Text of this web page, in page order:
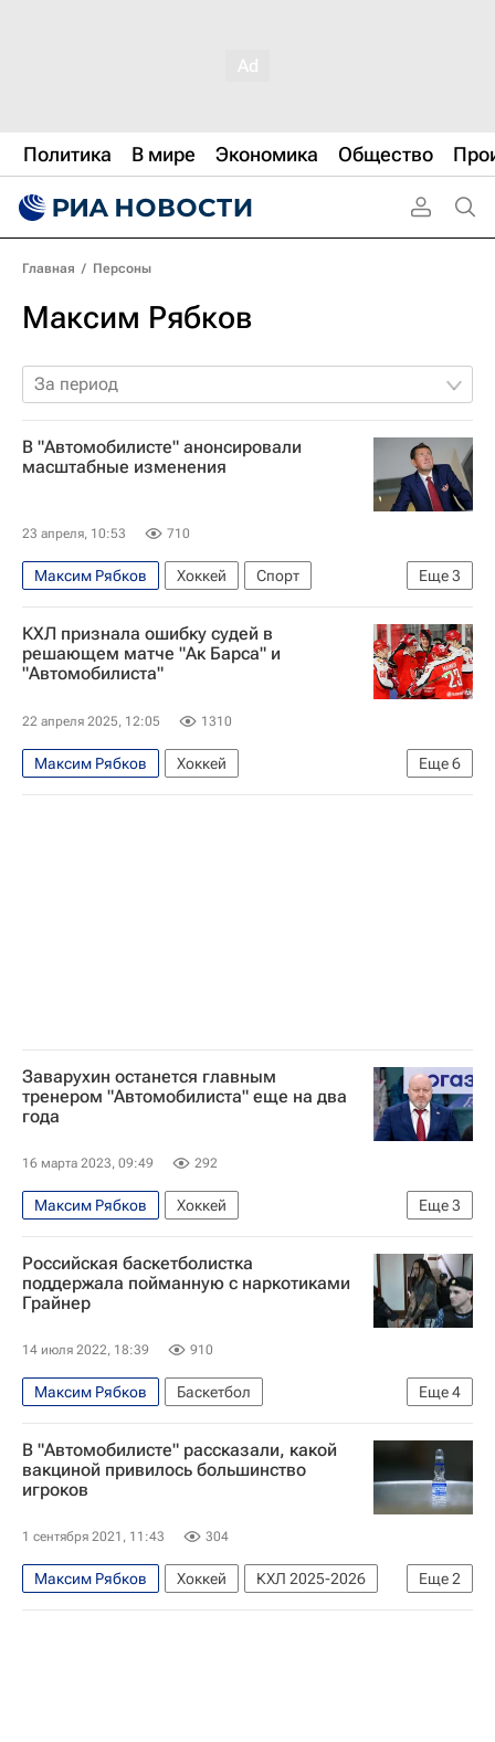
Политика В мире Экономика Общество
Главная / Персоны
Максим Рябков
За период
В "Автомобилисте" анонсировали
масштабные изменения
23 апреля, 10:53 710
Еще3
Максим Рябков Хоккей
Спорт
Николай Заварухин
Автомобилист
КХЛ 2025-2026
КХЛ признала ошибку судей в
решающем матче "Ак Барса" и
"Автомобилиста"
22 апреля 2025, 12:05 1310
Еще6
Максим Рябков
Хоккей
Алексей Бывальцев
Кирилл Воробьёв
Заварухин останется главным
тренером "Автомобилиста" еще на два
года
16 марта 2023, 09:49 292
Еще3
Максим Рябков
Хоккей
Николай Заварухин
Автомобилист
КХЛ 2025-2026
Российская баскетболистка
поддержала пойманную с наркотиками
Грайнер
14 июля 2022, 18:39 910
Еще4
Максим Рябков
Баскетбол
Бриттни Грайнер
УГМК
Криминал
Евгения Белякова
В "Автомобилисте" рассказали, какой
вакциной привилось большинство
игроков
1 сентября 2021, 11:43 304
Еще2
Максим Рябков Хоккей
КХЛ 2025-2026
Автомобилист
Вакцина "Спутник Лайт"